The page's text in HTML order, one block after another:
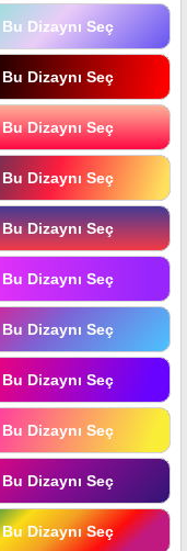
Bu Dizaynı Seç
Bu Dizaynı Seç
Bu Dizaynı Seç
Bu Dizaynı Seç
Bu Dizaynı Seç
Bu Dizaynı Seç
Bu Dizaynı Seç
Bu Dizaynı Seç
Bu Dizaynı Seç
Bu Dizaynı Seç
Bu Dizaynı Seç